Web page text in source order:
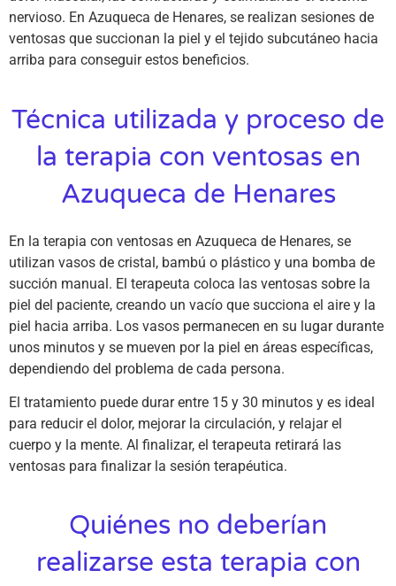
nervioso. En Azuqueca de Henares, se realizan sesiones de
ventosas que succionan la piel y el tejido subcutáneo hacia
arriba para conseguir estos beneficios.
Técnica utilizada y proceso de
la terapia con ventosas en
Azuqueca de Henares
En la terapia con ventosas en Azuqueca de Henares, se
utilizan vasos de cristal, bambú o plástico y una bomba de
succión manual. El terapeuta coloca las ventosas sobre la
piel del paciente, creando un vacío que succiona el aire y la
piel hacia arriba. Los vasos permanecen en su lugar durante
unos minutos y se mueven por la piel en áreas específicas,
dependiendo del problema de cada persona.
El tratamiento puede durar entre 15 y 30 minutos y es ideal
para reducir el dolor, mejorar la circulación, y relajar el
cuerpo y la mente. Al finalizar, el terapeuta retirará las
ventosas para finalizar la sesión terapéutica.
Quiénes no deberían
realizarse esta terapia con